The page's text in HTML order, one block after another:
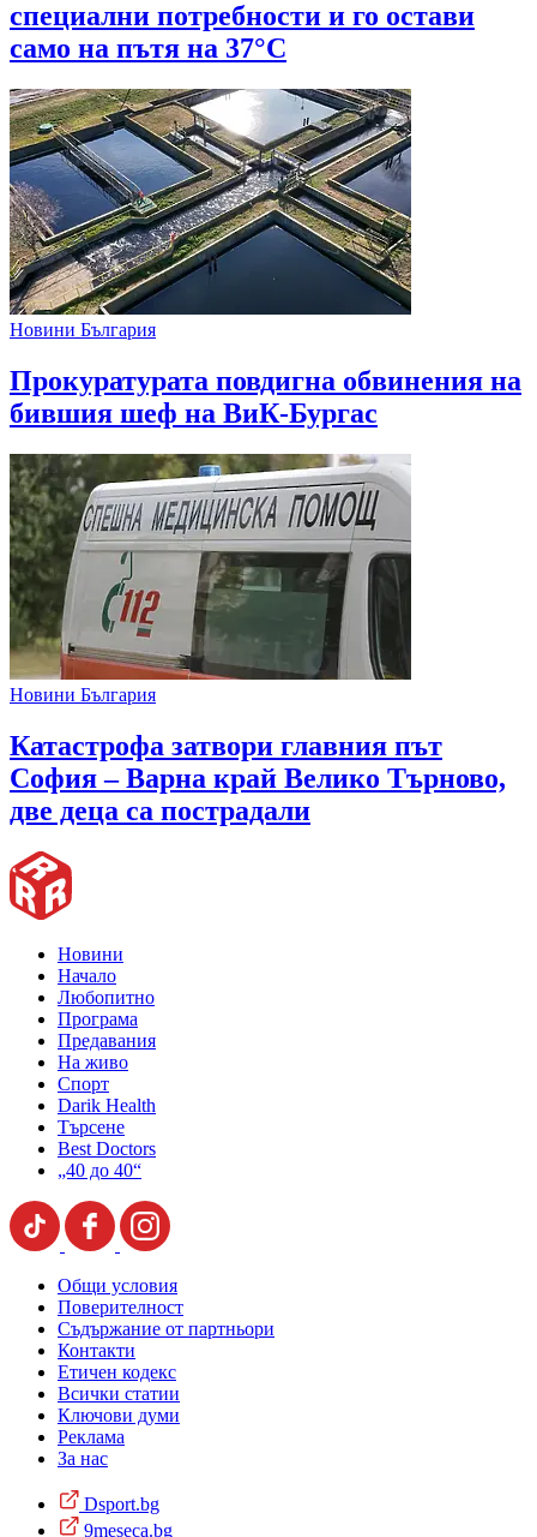
специални потребности и го остави
само на пътя на 37°C
Новини България
Прокуратурата повдигна обвинения на
бившия шеф на ВиК-Бургас
Новини България
Катастрофа затвори главния път
София – Варна край Велико Търново,
две деца са пострадали
Новини
Начало
Любопитно
Програма
Предавания
На живо
Спорт
Darik Health
Търсене
Best Doctors
„40 до 40“
Общи условия
Поверителност
Съдържание от партньори
Контакти
Етичен кодекс
Всички статии
Ключови думи
Реклама
За нас
Dsport.bg
9meseca.bg